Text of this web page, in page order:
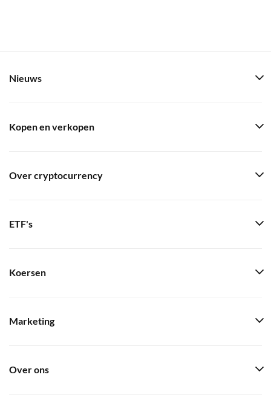
Nieuws
Kopen en verkopen
Over cryptocurrency
ETF's
Koersen
Marketing
Over ons